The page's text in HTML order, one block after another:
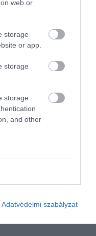
web or
storage
or app.
storage
storage
and other
Adatvédelmi szabályzat
nyugdíjra?
a 13. havi nyugdíjat és a